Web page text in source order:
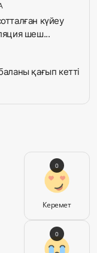
күйеу
шеш...
қағып кетті
Керемет
0
0